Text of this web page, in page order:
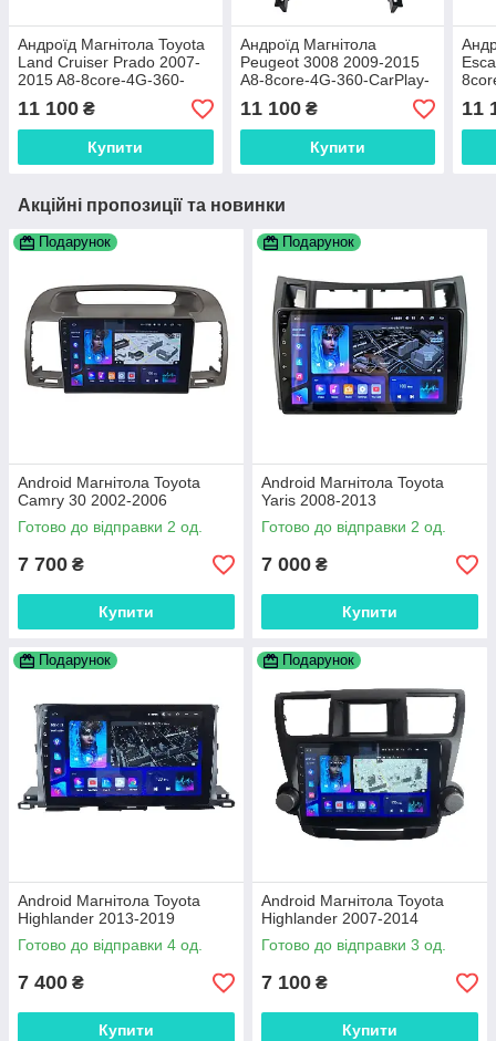
Андроїд Магнітола Toyota
Land Cruiser Prado 2007-
2015 A8-8core-4G-360-
CarPlay-4/64
11 100 ₴
Купити
Андроїд Магнітола
Peugeot 3008 2009-2015
A8-8core-4G-360-CarPlay-
4/64
11 100₴
Купити
4/64
11
Акційні пропозиції та новинки
Подарунок
Android Магнітола Toyota
Camry 30 2002-2006
Готово до відправки 2 од.
7 700 ₴
Купити
Подарунок
Android Магнітола Toyota
Yaris 2008-2013
Готово до відправки 2 од.
7 000 ₴
Купити
Подарунок
Android Магнітола Toyota
Highlander 2013-2019
Готово до відправки 4 од.
7 400 ₴
Купити
Подарунок
Android Магнітола Toyota
Highlander 2007-2014
Готово до відправки 3 од.
7 100 ₴
Купити